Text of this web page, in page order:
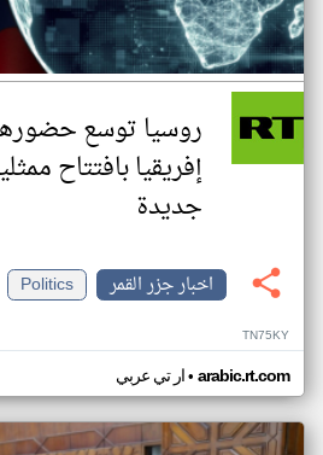
روسيا توسع
جديدة
اخبار جزر القمر
Politics
TN75KY
ار تي عربي• arabic.rt.com